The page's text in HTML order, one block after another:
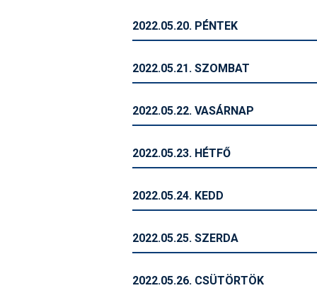
2022.05.20. PÉNTEK
2022.05.21. SZOMBAT
2022.05.22. VASÁRNAP
2022.05.23. HÉTFŐ
2022.05.24. KEDD
2022.05.25. SZERDA
2022.05.26. CSÜTÖRTÖK